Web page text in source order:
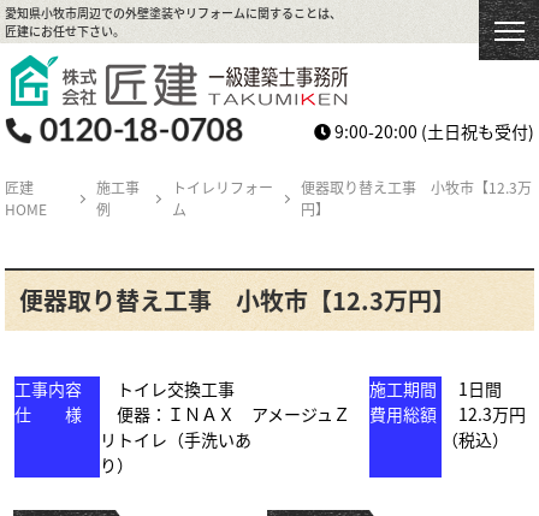
愛知県小牧市周辺での外壁塗装やリフォームに関することは、
匠建にお任せ下さい。
9:00-20:00 (土日祝も受付)
匠建
HOME
施工事
例
トイレリフォー
ム
便器取り替え工事 小牧市【12.3万
円】
便器取り替え工事 小牧市【12.3万円】
工事内容 トイレ交換工事 施工期間
1日間
仕 様
便器：ＩＮＡＸ アメージュＺ
リトイレ（手洗いあ
り）
費用総額
12.3万円
（税込）